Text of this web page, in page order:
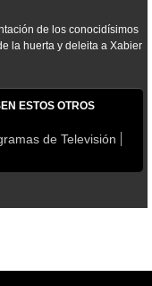
de los conocidísimos
la huerta y deleita a Xabier
ESTOS OTROS
de Televisión